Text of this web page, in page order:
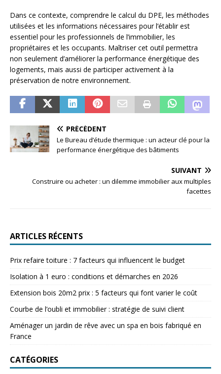
Dans ce contexte, comprendre le calcul du DPE, les méthodes
utilisées et les informations nécessaires pour l’établir est
essentiel pour les professionnels de l’immobilier, les
propriétaires et les occupants. Maîtriser cet outil permettra
non seulement d’améliorer la performance énergétique des
logements, mais aussi de participer activement à la
préservation de notre environnement.
PRÉCÉDENT
Le Bureau d’étude thermique : un acteur clé pour la
performance énergétique des bâtiments
SUIVANT
Construire ou acheter : un dilemme immobilier aux multiples
facettes
ARTICLES RÉCENTS
Prix refaire toiture : 7 facteurs qui influencent le budget
Isolation à 1 euro : conditions et démarches en 2026
Extension bois 20m2 prix : 5 facteurs qui font varier le coût
Courbe de l’oubli et immobilier : stratégie de suivi client
Aménager un jardin de rêve avec un spa en bois fabriqué en
France
CATÉGORIES